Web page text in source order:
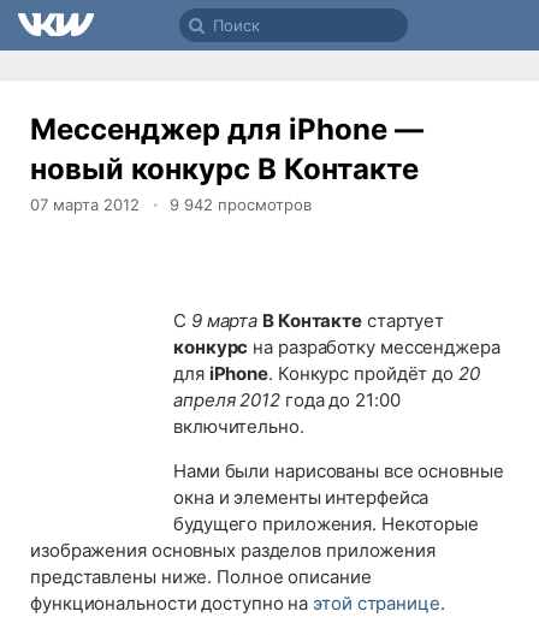
Мессенджер для iPhone —
новый конкурс В Контакте
07 марта 2012 9 942 просмотров
С 9 марта В Контакте стартует
конкурс на разработку мессенджера
для iPhone. Конкурс пройдёт до 20
апреля 2012года до 21:00
включительно.
Нами были нарисованы все основные
окна и элементы интерфейса
будущего приложения. Некоторые
изображения основных разделов приложения
представлены ниже. Полное описание
функциональности доступно наэтой странице.